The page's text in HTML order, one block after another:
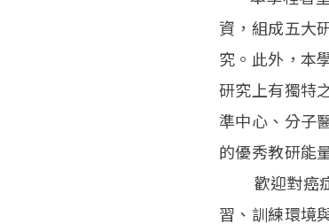
資，組成五大
究。此外，本
研究上有獨特
準中心、分子
的優秀教研能
歡迎對癌症
習、訓練環境